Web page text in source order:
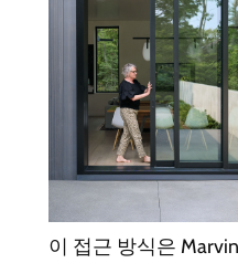
이 접근 방식은